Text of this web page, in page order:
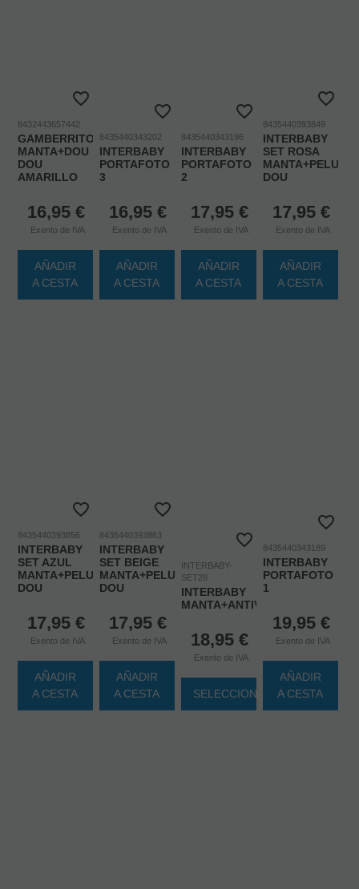
8432443657442
GAMBERRITOS
MANTA+DOU
DOU
AMARILLO
16,95 €
Exento de IVA
AÑADIR
A CESTA
8435440343202
INTERBABY
PORTAFOTO
3
16,95 €
Exento de IVA
AÑADIR
A CESTA
8435440343196
INTERBABY
PORTAFOTO
2
17,95 €
Exento de IVA
AÑADIR
A CESTA
8435440393849
INTERBABY
SET ROSA
DOU
17,95 €
Exento de IVA
AÑADIR
A CESTA
8435440393856
INTERBABY
SET AZUL
MANTA+PELUCHE+DOU
DOU
17,95 €
Exento de IVA
AÑADIR
A CESTA
8435440393863
INTERBABY
SET BEIGE
MANTA+PELUCHE+DOU
DOU
17,95 €
Exento de IVA
AÑADIR
A CESTA
INTERBABY-
SET28
INTERBABY
18,95 €
Exento de IVA
SELECCIONAR
8435440343189
INTERBABY
PORTAFOTO
1
19,95 €
Exento de IVA
AÑADIR
A CESTA